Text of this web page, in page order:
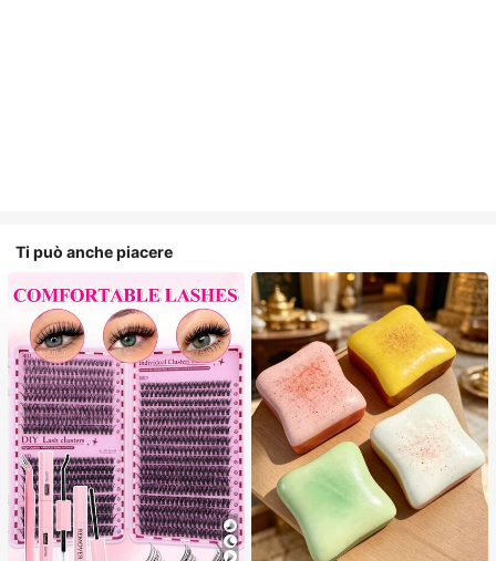
Ti può anche piacere